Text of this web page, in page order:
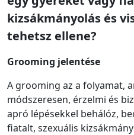
kizsákmányolás és
tehetsz ellene?
Grooming jelentése
A grooming az a folyamat,
módszeresen, érzelmi és
apró lépésekkel behálóz,
fiatalt, szexuális